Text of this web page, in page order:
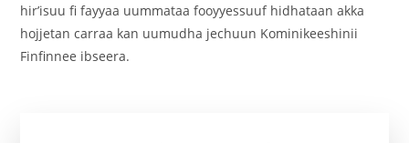
hir’isuu fi fayyaa uummataa fooyyessuuf hidhataan akka
hojjetan carraa kan uumudha jechuun Kominikeeshinii
Finfinnee ibseera.